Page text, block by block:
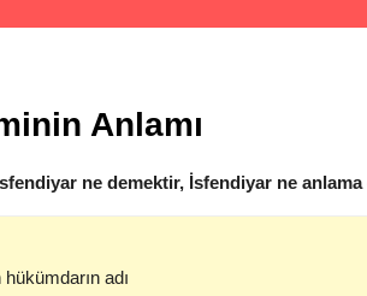
Anlamı
ne demektir, İsfendiyar ne
adı